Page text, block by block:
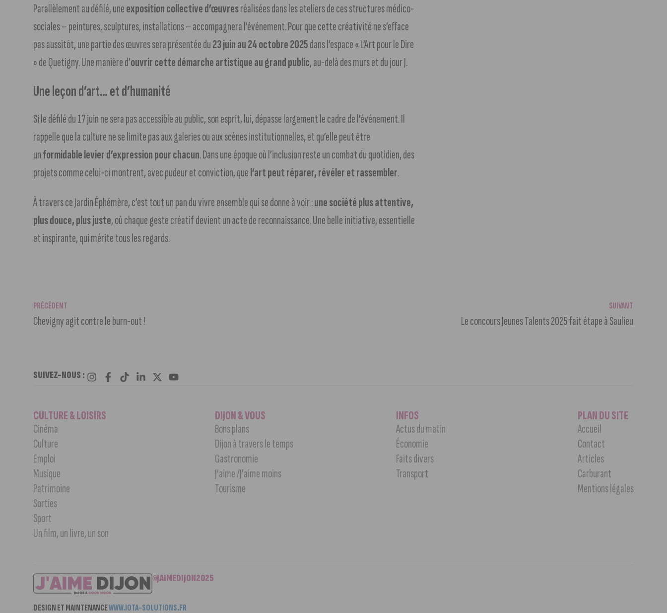
Parallèlement au défilé, uneexposition collective d’œuvresréalisées dans les ateliers de ces structures médico-
sociales – peintures, sculptures, installations – accompagnera l’événement. Pour que cette créativité ne s’efface
pas aussitôt, une partie des œuvres sera présentée du23 juin au 24 octobre 2025dans l’espace « L’Art pour le Dire
» de Quetigny. Une manière d’ouvrir cette démarche artistique au grand public, au-delà des murs et du jour J.
Une leçon d’art… et d’humanité
Si le défilé du 17 juin ne sera pas accessible au public, son esprit, lui, dépasse largement le cadre de l’événement. Il
rappelle que la culture ne se limite pas aux galeries ou aux scènes institutionnelles, et qu’elle peut être
unformidable levier d’expression pour chacun. Dans une époque où l’inclusion reste un combat du quotidien, des
projets comme celui-ci montrent, avec pudeur et conviction, quel’art peut réparer, révéler et rassembler.
À travers ce Jardin Éphémère, c’est tout un pan du vivre ensemble qui se donne à voir :une société plus attentive,
plus douce, plus juste, où chaque geste créatif devient un acte de reconnaissance. Une belle initiative, essentielle
et inspirante, qui mérite tous les regards.
PRÉCÉDENT
Chevigny agit contre le burn-out !
SUIVANT
Le concours Jeunes Talents 2025 fait étape à Saulieu
SUIVEZ-NOUS :
CULTURE & LOISIRS
Cinéma
Culture
Emploi
Musique
Patrimoine
Sorties
Sport
Un film, un livre, un son
DIJON & VOUS
Bons plans
Dijon à travers le temps
Gastronomie
J’aime /J’aime moins
Tourisme
INFOS
Actus du matin
Économie
Faits divers
Transport
PLAN DU SITE
Accueil
Contact
Articles
Carburant
Mentions légales
©JAIMEDIJON2025
DESIGN ET MAINTENANCEWWW.IOTA-SOLUTIONS.FR